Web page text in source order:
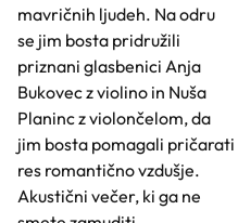
mavričnih ljudeh. Na odru
se jim bosta pridružili
priznani glasbenici Anja
Bukovec z violino in Nuša
Planinc z violončelom, da
jim bosta pomagali pričarati
res romantično vzdušje.
Akustični večer, ki ga ne